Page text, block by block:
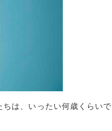
は、いったい何歳くらいで